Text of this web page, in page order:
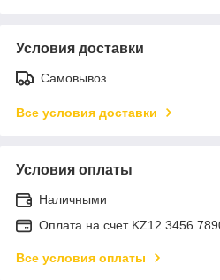
Условия доставки
Самовывоз
Все условия доставки
Условия оплаты
Наличными
Оплата на счет KZ12 3456
Все условия оплаты